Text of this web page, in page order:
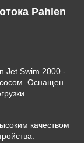
Pahlen
Jet Swim 2000 -
Оснащен
качеством